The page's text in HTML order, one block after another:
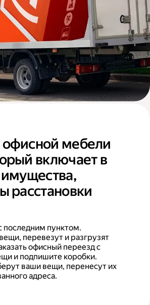
офисной мебели
включает в
имущества,
расстановки
последним пунктом.
перевезут и разгрузят
офисный переезд с
и подпишите коробки.
ваши вещи, перенесут их
адреса.